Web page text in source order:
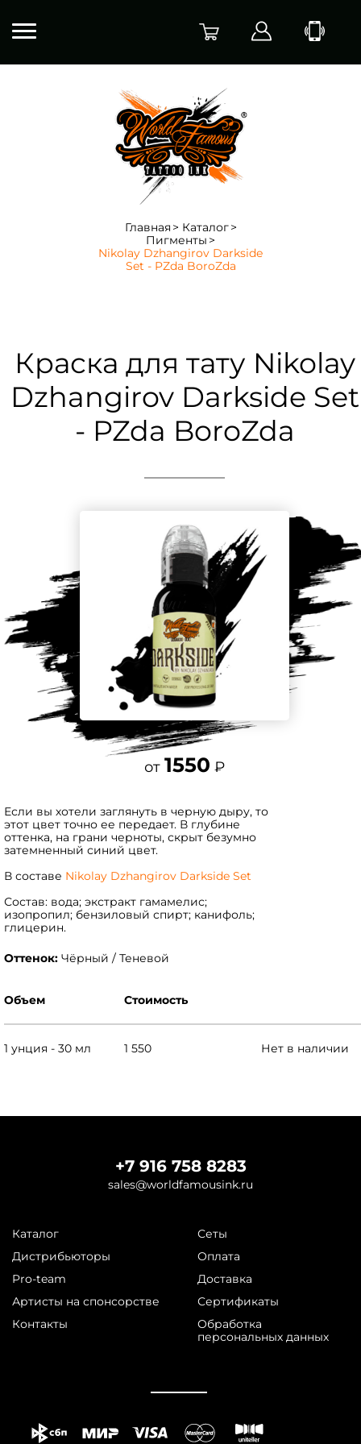
Главная
Каталог
Пигменты
Nikolay Dzhangirov Darkside
Set - PZda BoroZda
Краска для тату Nikolay
Dzhangirov Darkside Set
- PZda BoroZda
от 1550 ₽
Если вы хотели заглянуть в черную дыру, то
этот цвет точно ее передает. В глубине
оттенка, на грани черноты, скрыт безумно
затемненный синий цвет.
В составе Nikolay Dzhangirov Darkside Set
Состав: вода; экстракт гамамелис;
изопропил; бензиловый спирт; канифоль;
глицерин.
Оттенок: Чёрный / Теневой
Объем Стоимость
1 унция - 30 мл 1 550 Нет в наличии
Каталог
Дистрибьюторы
Pro-team
Артисты на спонсорстве
Контакты
Сеты
Оплата
Доставка
Сертификаты
Обработка
персональных данных
+7 916 758 8283
sales@worldfamousink.ru